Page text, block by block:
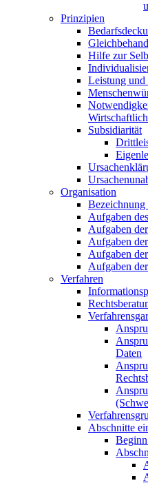
Prinzipien
Hilfe zur
Leistung und
Subsidiarität
Organisation
Aufgaben
Aufgaben
Aufgaben
Aufgaben
Aufgaben
Verfahren
Daten
Abschnitte